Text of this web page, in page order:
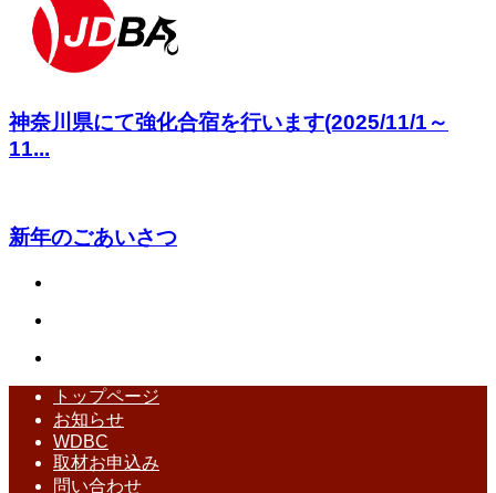
神奈川県にて強化合宿を行います(2025/11/1～
11...
新年のごあいさつ
トップページ
お知らせ
WDBC
取材お申込み
問い合わせ